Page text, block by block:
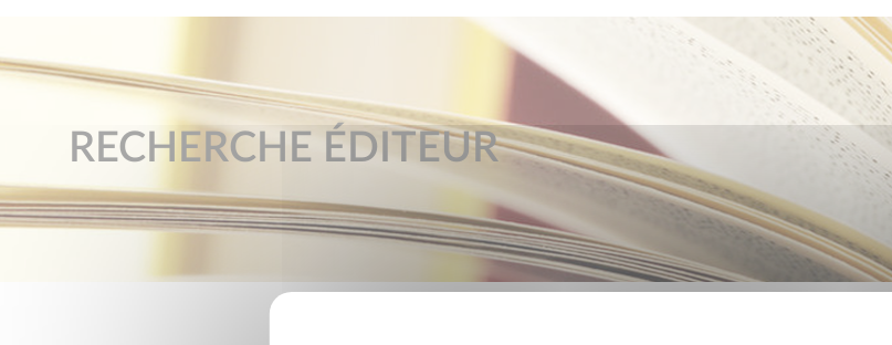
RECHERCHE ÉDITEUR